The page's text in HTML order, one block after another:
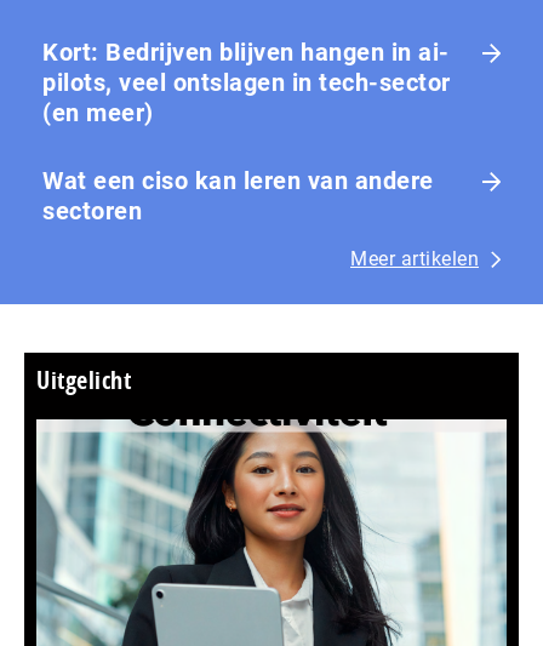
Kort: Bedrijven blijven hangen in ai-
pilots, veel ontslagen in tech-sector
(en meer)
Wat een ciso kan leren van andere
sectoren
Meer artikelen
Uitgelicht